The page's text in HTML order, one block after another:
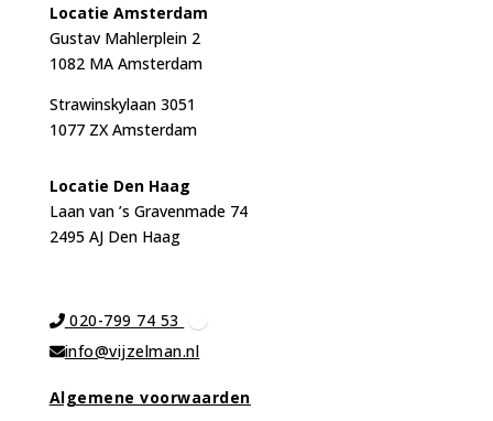
Locatie Amsterdam
Gustav Mahlerplein 2
1082 MA Amsterdam
Strawinskylaan 3051
1077 ZX Amsterdam
Locatie Den Haag
Laan van ’s Gravenmade 74
2495 AJ Den Haag
020-799 74 53
info@vijzelman.nl
Algemene voorwaarden